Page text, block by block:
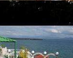
Casa en campagne